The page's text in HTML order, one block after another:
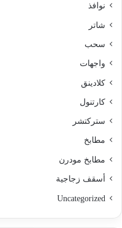
نوافذ
شاتر
سحب
واجهات
كلادينق
كارتنول
ستركتشر
مطابخ
مطابخ مودرن
أسقف زجاجية
Uncategorized